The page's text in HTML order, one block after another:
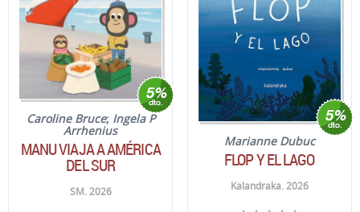
Caroline Bruce; Ingela P
Arrhenius
MANU VIAJA A AMÉRICA
DEL SUR
SM. 2026
Marianne Dubuc
FLOP Y EL LAGO
Kalandraka. 2026